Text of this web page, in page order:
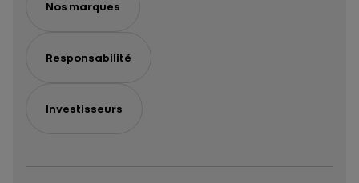
Nos marques
Responsabilité
Investisseurs